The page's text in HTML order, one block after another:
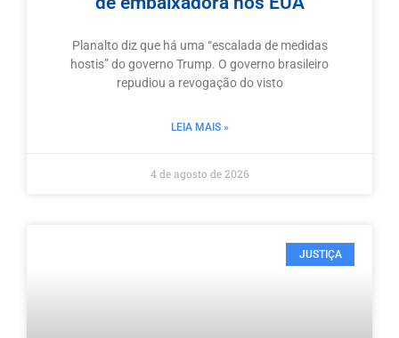
Planalto diz que há uma “escalada de medidas
hostis” do governo Trump. O governo brasileiro
repudiou a revogação do visto
LEIA MAIS »
4 de agosto de 2026
JUSTIÇA